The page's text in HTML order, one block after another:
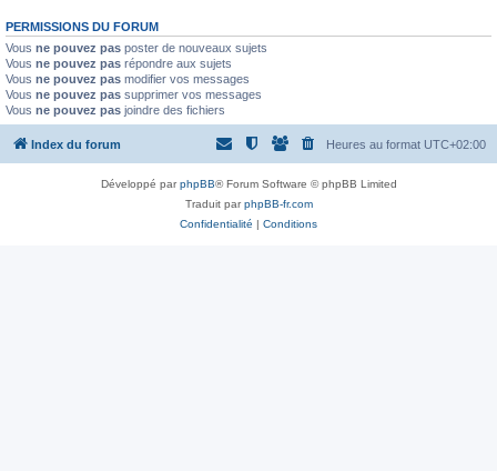
PERMISSIONS DU FORUM
Vous ne pouvez pas poster de nouveaux sujets
Vous ne pouvez pas répondre aux sujets
Vous ne pouvez pas modifier vos messages
Vous ne pouvez pas supprimer vos messages
Vous ne pouvez pas joindre des fichiers
Index du forum Heures au format UTC+02:00
Développé parphpBB® Forum Software © phpBB Limited
Traduit parphpBB-fr.com
Confidentialité | Conditions